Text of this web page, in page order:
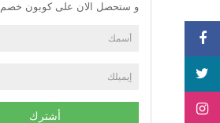
و ستحصل الان على كوبون خصم
أشترك